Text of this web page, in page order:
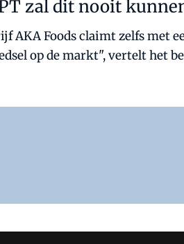
zal dit nooit
Foods claimt zelfs met
op de markt", vertelt het